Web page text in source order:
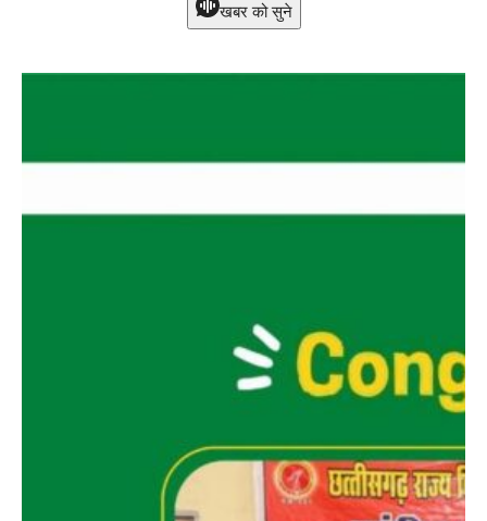
खबर को सुने